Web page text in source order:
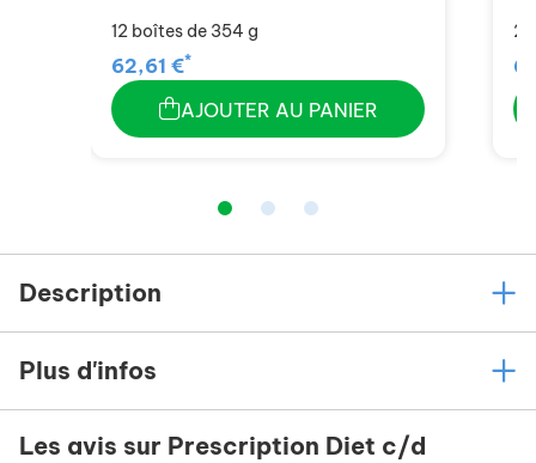
12 boîtes de 354 g
62,61 €*
AJOUTER AU PANIER
Description
Plus d'infos
Les avis sur Prescription Diet c/d